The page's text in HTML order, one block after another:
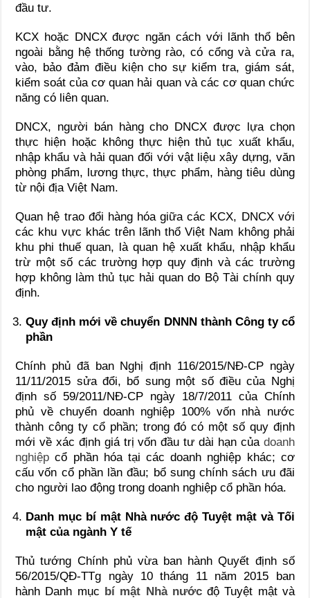
đầu tư.
KCX hoặc DNCX được ngăn cách với lãnh thổ bên
ngoài bằng hệ thống tường rào, có cổng và cửa ra,
vào, bảo đảm điều kiện cho sự kiểm tra, giám sát,
kiểm soát của cơ quan hải quan và các cơ quan chức
năng có liên quan.
DNCX, người bán hàng cho DNCX được lựa chọn
thực hiện hoặc không thực hiện thủ tục xuất khẩu,
nhập khẩu và hải quan đối với vật liệu xây dựng, văn
phòng phẩm, lương thực, thực phẩm, hàng tiêu dùng
từ nội địa Việt Nam.
Quan hệ trao đổi hàng hóa giữa các KCX, DNCX với
các khu vực khác trên lãnh thổ Việt Nam không phải
khu phi thuế quan, là quan hệ xuất khẩu, nhập khẩu
trừ một số các trường hợp quy định và các trường
hợp không làm thủ tục hải quan do Bộ Tài chính quy
định.
Quy định mới về chuyển DNNN thành Công ty cổ
phần
Chính phủ đã ban Nghị định 116/2015/NĐ-CP ngày
11/11/2015 sửa đổi, bổ sung một số điều của Nghị
định số 59/2011/NĐ-CP ngày 18/7/2011 của Chính
phủ về chuyển doanh nghiệp 100% vốn nhà nước
thành công ty cổ phần; trong đó có một số quy định
mới về xác định giá trị vốn đầu tư dài hạn củadoanh
nghiệp cổ phần hóa tại các doanh nghiệp khác; cơ
cấu vốn cổ phần lần đầu; bổ sung chính sách ưu đãi
cho người lao động trong doanh nghiệp cổ phần hóa.
Danh mục bí mật Nhà nước độ Tuyệt mật và Tối
mật của ngành Y tế
Thủ tướng Chính phủ vừa ban hành Quyết định số
56/2015/QĐ-TTg ngày 10 tháng 11 năm 2015 ban
hành Danh mục bí mật Nhà nước độ Tuyệt mật và